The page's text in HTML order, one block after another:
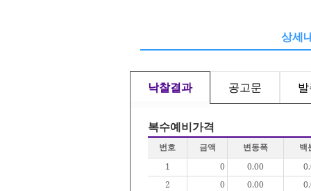
상세
낙찰결과 공고문
복수예비가격
번호 금액 변동폭
백
1
0 0.00
2
0 0.00